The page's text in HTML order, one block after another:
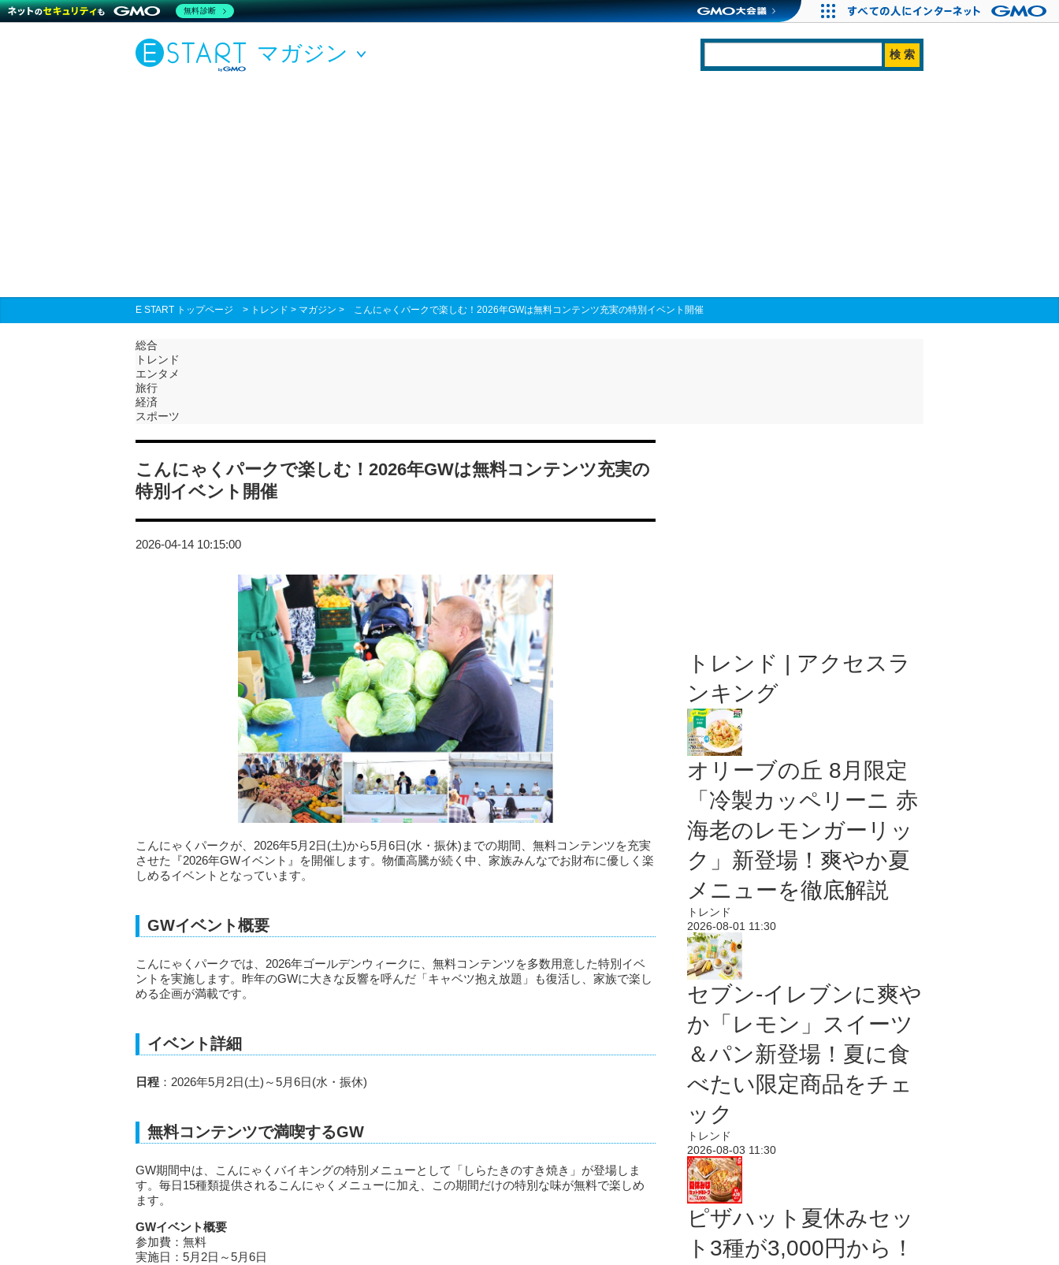
マガジン
E START トップページ > トレンド > マガジン > こんにゃくパークで楽しむ！2026年GWは無料コンテンツ充実の特別イベント開催
総合
トレンド
エンタメ
旅行
経済
スポーツ
こんにゃくパークで楽しむ！2026年GWは無料コンテンツ充実の
特別イベント開催
2026-04-14 10:15:00
こんにゃくパークが、2026年5月2日(土)から5月6日(水・振休)までの期間、無料コンテンツを充実
させた『2026年GWイベント』を開催します。物価高騰が続く中、家族みんなでお財布に優しく楽
しめるイベントとなっています。
GWイベント概要
こんにゃくパークでは、2026年ゴールデンウィークに、無料コンテンツを多数用意した特別イベ
ントを実施します。昨年のGWに大きな反響を呼んだ「キャベツ抱え放題」も復活し、家族で楽し
める企画が満載です。
イベント詳細
日程 ：2026年5月2日(土)～5月6日(水・振休)
無料コンテンツで満喫するGW
GW期間中は、こんにゃくバイキングの特別メニューとして「しらたきのすき焼き」が登場しま
す。毎日15種類提供されるこんにゃくメニューに加え、この期間だけの特別な味が無料で楽しめ
ます。
GWイベント概要
参加費：無料
実施日：5月2日～5月6日
トレンド | アクセスラ
ンキング
オリーブの丘 8月限定
「冷製カッペリーニ 赤
海老のレモンガーリッ
ク」新登場！爽やか夏
メニューを徹底解説
トレンド
2026-08-01 11:30
セブン‐イレブンに爽や
か「レモン」スイーツ
＆パン新登場！夏に食
べたい限定商品をチェ
ック
トレンド
2026-08-03 11:30
ピザハット夏休みセッ
ト3種が3,000円から！
無料診断